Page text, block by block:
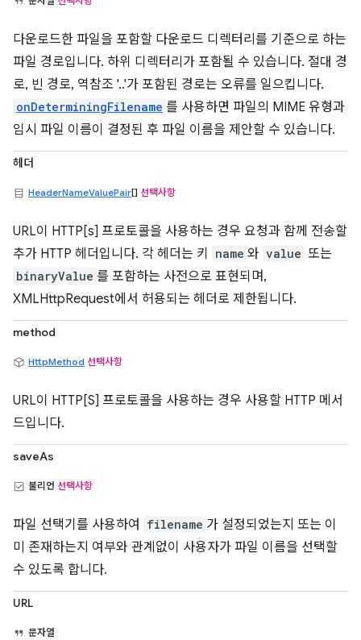
다운로드한 파일을 포함할 다운로드 디렉터리를 기준으로 하는
파일 경로입니다. 하위 디렉터리가 포함될 수 있습니다. 절대 경
로, 빈 경로, 역참조 '..'가 포함된 경로는 오류를 일으킵니다.
onDeterminingFilename 를 사용하면 파일의 MIME 유형과
임시 파일 이름이 결정된 후 파일 이름을 제안할 수 있습니다.
헤더
HeaderNameValuePair[] 선택사항
URL이 HTTP[s] 프로토콜을 사용하는 경우 요청과 함께 전송할
추가 HTTP 헤더입니다. 각 헤더는 키
name 와 value 또는
binaryValue 를 포함하는 사전으로 표현되며,
XMLHttpRequest에서 허용되는 헤더로 제한됩니다.
method
HttpMethod 선택사항
URL이 HTTP[S] 프로토콜을 사용하는 경우 사용할 HTTP 메서
드입니다.
saveAs
불리언 선택사항
파일 선택기를 사용하여 filename 가 설정되었는지 또는 이
미 존재하는지 여부와 관계없이 사용자가 파일 이름을 선택할
수 있도록 합니다.
URL
문자열